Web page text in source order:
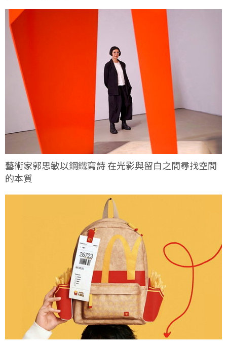
藝術家郭思敏以鋼鐵寫詩 在光影與留白之間尋找空間
的本質